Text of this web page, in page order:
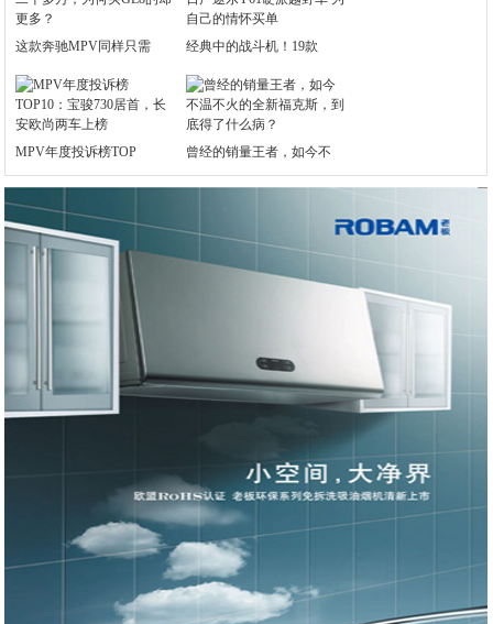
这款奔驰MPV同样只需 经典中的战斗机！19款
MPV年度投诉榜TOP 曾经的销量王者，如今不